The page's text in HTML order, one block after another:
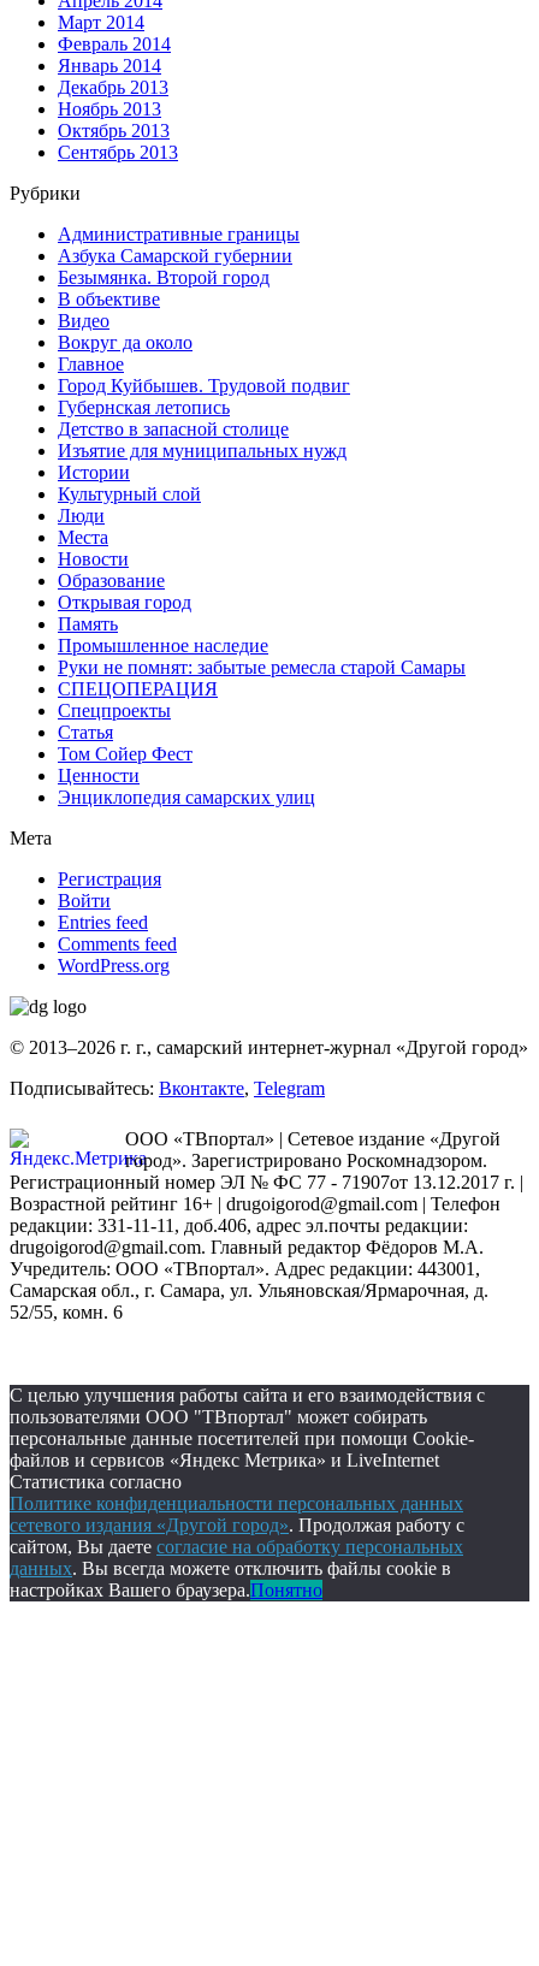
Март 2014
Февраль 2014
Январь 2014
Декабрь 2013
Ноябрь 2013
Октябрь 2013
Сентябрь 2013
Рубрики
Административные границы
Азбука Самарской губернии
Безымянка. Второй город
В объективе
Видео
Вокруг да около
Главное
Город Куйбышев. Трудовой подвиг
Губернская летопись
Детство в запасной столице
Изъятие для муниципальных нужд
Истории
Культурный слой
Люди
Места
Новости
Образование
Открывая город
Память
Промышленное наследие
Руки не помнят: забытые ремесла старой Самары
СПЕЦОПЕРАЦИЯ
Спецпроекты
Статья
Том Сойер Фест
Ценности
Энциклопедия самарских улиц
Мета
Регистрация
Войти
Entries feed
Comments feed
WordPress.org
© 2013–2026 г. г., самарский интернет-журнал «Другой город»
Подписывайтесь: Вконтакте, Telegram
ООО «ТВпортал» | Сетевое издание «Другой
город». Зарегистрировано Роскомнадзором.
Регистрационный номер ЭЛ № ФС 77 - 71907от 13.12.2017 г. |
Возрастной рейтинг 16+ | drugoigorod@gmail.com | Телефон
редакции: 331-11-11, доб.406, адрес эл.почты редакции:
drugoigorod@gmail.com. Главный редактор Фёдоров М.А.
Учредитель: ООО «ТВпортал». Адрес редакции: 443001,
Самарская обл., г. Самара, ул. Ульяновская/Ярмарочная, д.
52/55, комн. 6
С целью улучшения работы сайта и его взаимодействия с
пользователями ООО "ТВпортал" может собирать
персональные данные посетителей при помощи Cookie-
файлов и сервисов «Яндекс Метрика» и LiveInternet
Статистика согласно
Политике конфиденциальности персональных данных
сетевого издания «Другой город». Продолжая работу с
сайтом, Вы даете согласие на обработку персональных
данных. Вы всегда можете отключить файлы cookie в
настройках Вашего браузера.Понятно